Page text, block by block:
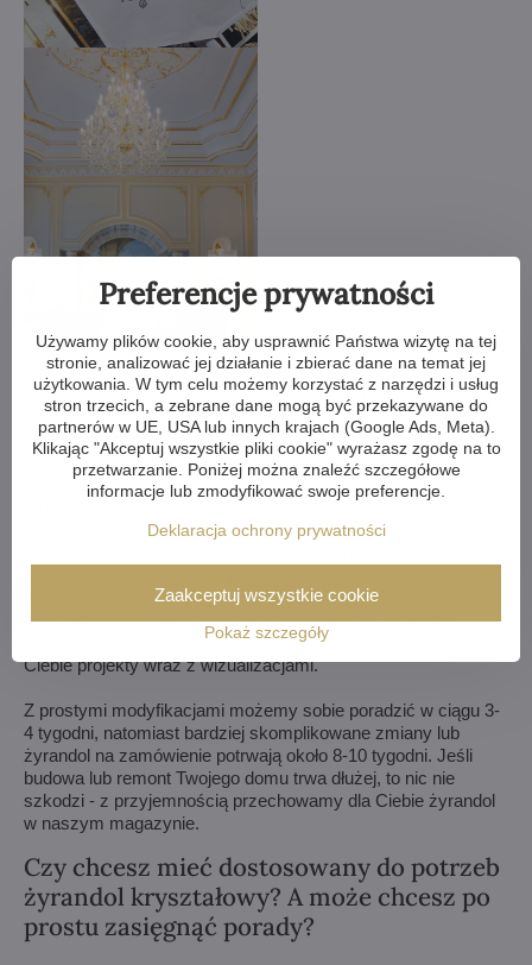
Wybrałeś żyrandol z naszej ofery, ale potrzebujesz coś w nim
zmienić? Możemy zmniejszyć lub powiększyć żyrandol,
zmienić ramiona, zmienić ilość żarówek, skrócić lub wydłużyć
łańcuch - możliwości są niemal nieograniczone. Dla naszych
klientów z najwyższą starannością wykonujemy wszelkiego
rodzaju modyfikacje. Jeśli to dla Ciebie za mało, możemy
wykonać żyrandol kryształowy całkowicie według Twojego
Wystarczy rysunek lub nawet obrazek/zdjęcie, jak
wyobrażasz sobie swój wymarzony żyrandol. Ocenimy
możliwości produkcyjne i w ciągu tygodnia prześlemy do
Ciebie projekty wraz z wizualizacjami.
Z prostymi modyfikacjami możemy sobie poradzić w ciągu 3-
4 tygodni, natomiast bardziej skomplikowane zmiany lub
żyrandol na zamówienie potrwają około 8-10 tygodni. Jeśli
budowa lub remont Twojego domu trwa dłużej, to nic nie
szkodzi - z przyjemnością przechowamy dla Ciebie żyrandol
w naszym magazynie.
Czy chcesz mieć dostosowany do potrzeb
żyrandol kryształowy? A może chcesz po
prostu zasięgnąć porady?
Preferencje prywatności
Używamy plików cookie, aby usprawnić Państwa wizytę na tej
stronie, analizować jej działanie i zbierać dane na temat jej
użytkowania. W tym celu możemy korzystać z narzędzi i usług
stron trzecich, a zebrane dane mogą być przekazywane do
partnerów w UE, USA lub innych krajach (Google Ads, Meta).
Klikając "Akceptuj wszystkie pliki cookie" wyrażasz zgodę na to
przetwarzanie. Poniżej można znaleźć szczegółowe
informacje lub zmodyfikować swoje preferencje.
Deklaracja ochrony prywatności
Pokaż szczegóły
Zaakceptuj wszystkie cookie